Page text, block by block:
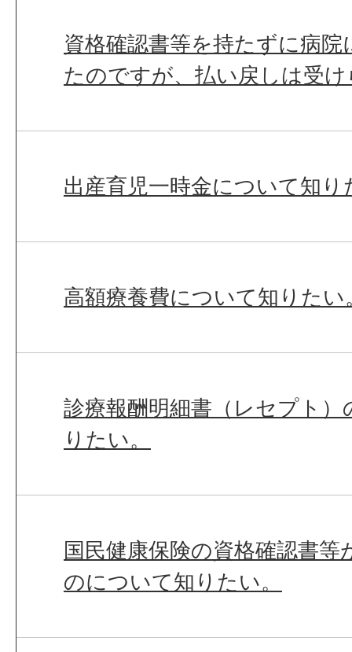
資格確認書等を持たずに病
たのですが、払い戻しは受
出産育児一時金について知り
高額療養費について知りたい
診療報酬明細書（レセプト
りたい。
国民健康保険の資格確認書
のについて知りたい。